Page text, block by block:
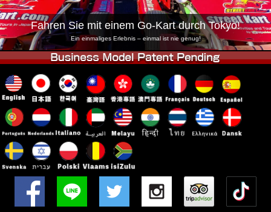
Fahren Sie mit einem Go-Kart durch Tokyo!
Ein einmaliges Erlebnis – einmal ist nie genug!